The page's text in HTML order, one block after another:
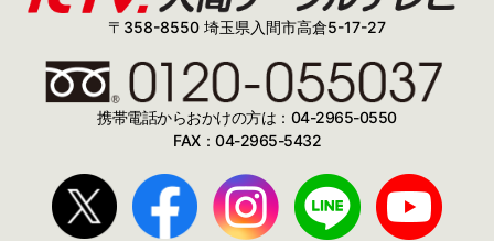
〒358-8550 埼玉県入間市高倉5-17-27
携帯電話からおかけの方は：04-2965-0550
FAX：04-2965-5432